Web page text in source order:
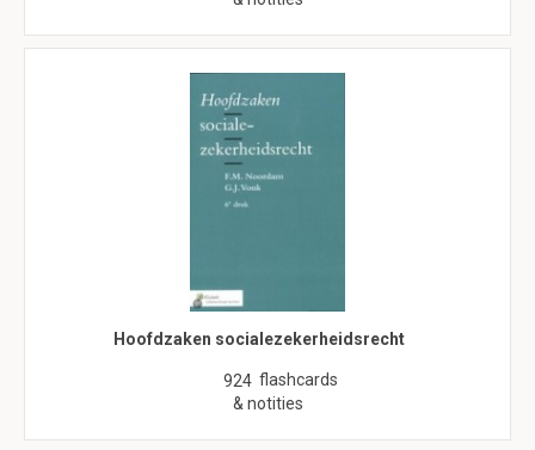
Hoofdzaken socialezekerheidsrecht
924 flashcards
& notities